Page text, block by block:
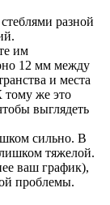
разной
им
12 мм между
и места
тому же это
выглядеть
сильно. В
тяжелой.
ваш график),
проблемы.